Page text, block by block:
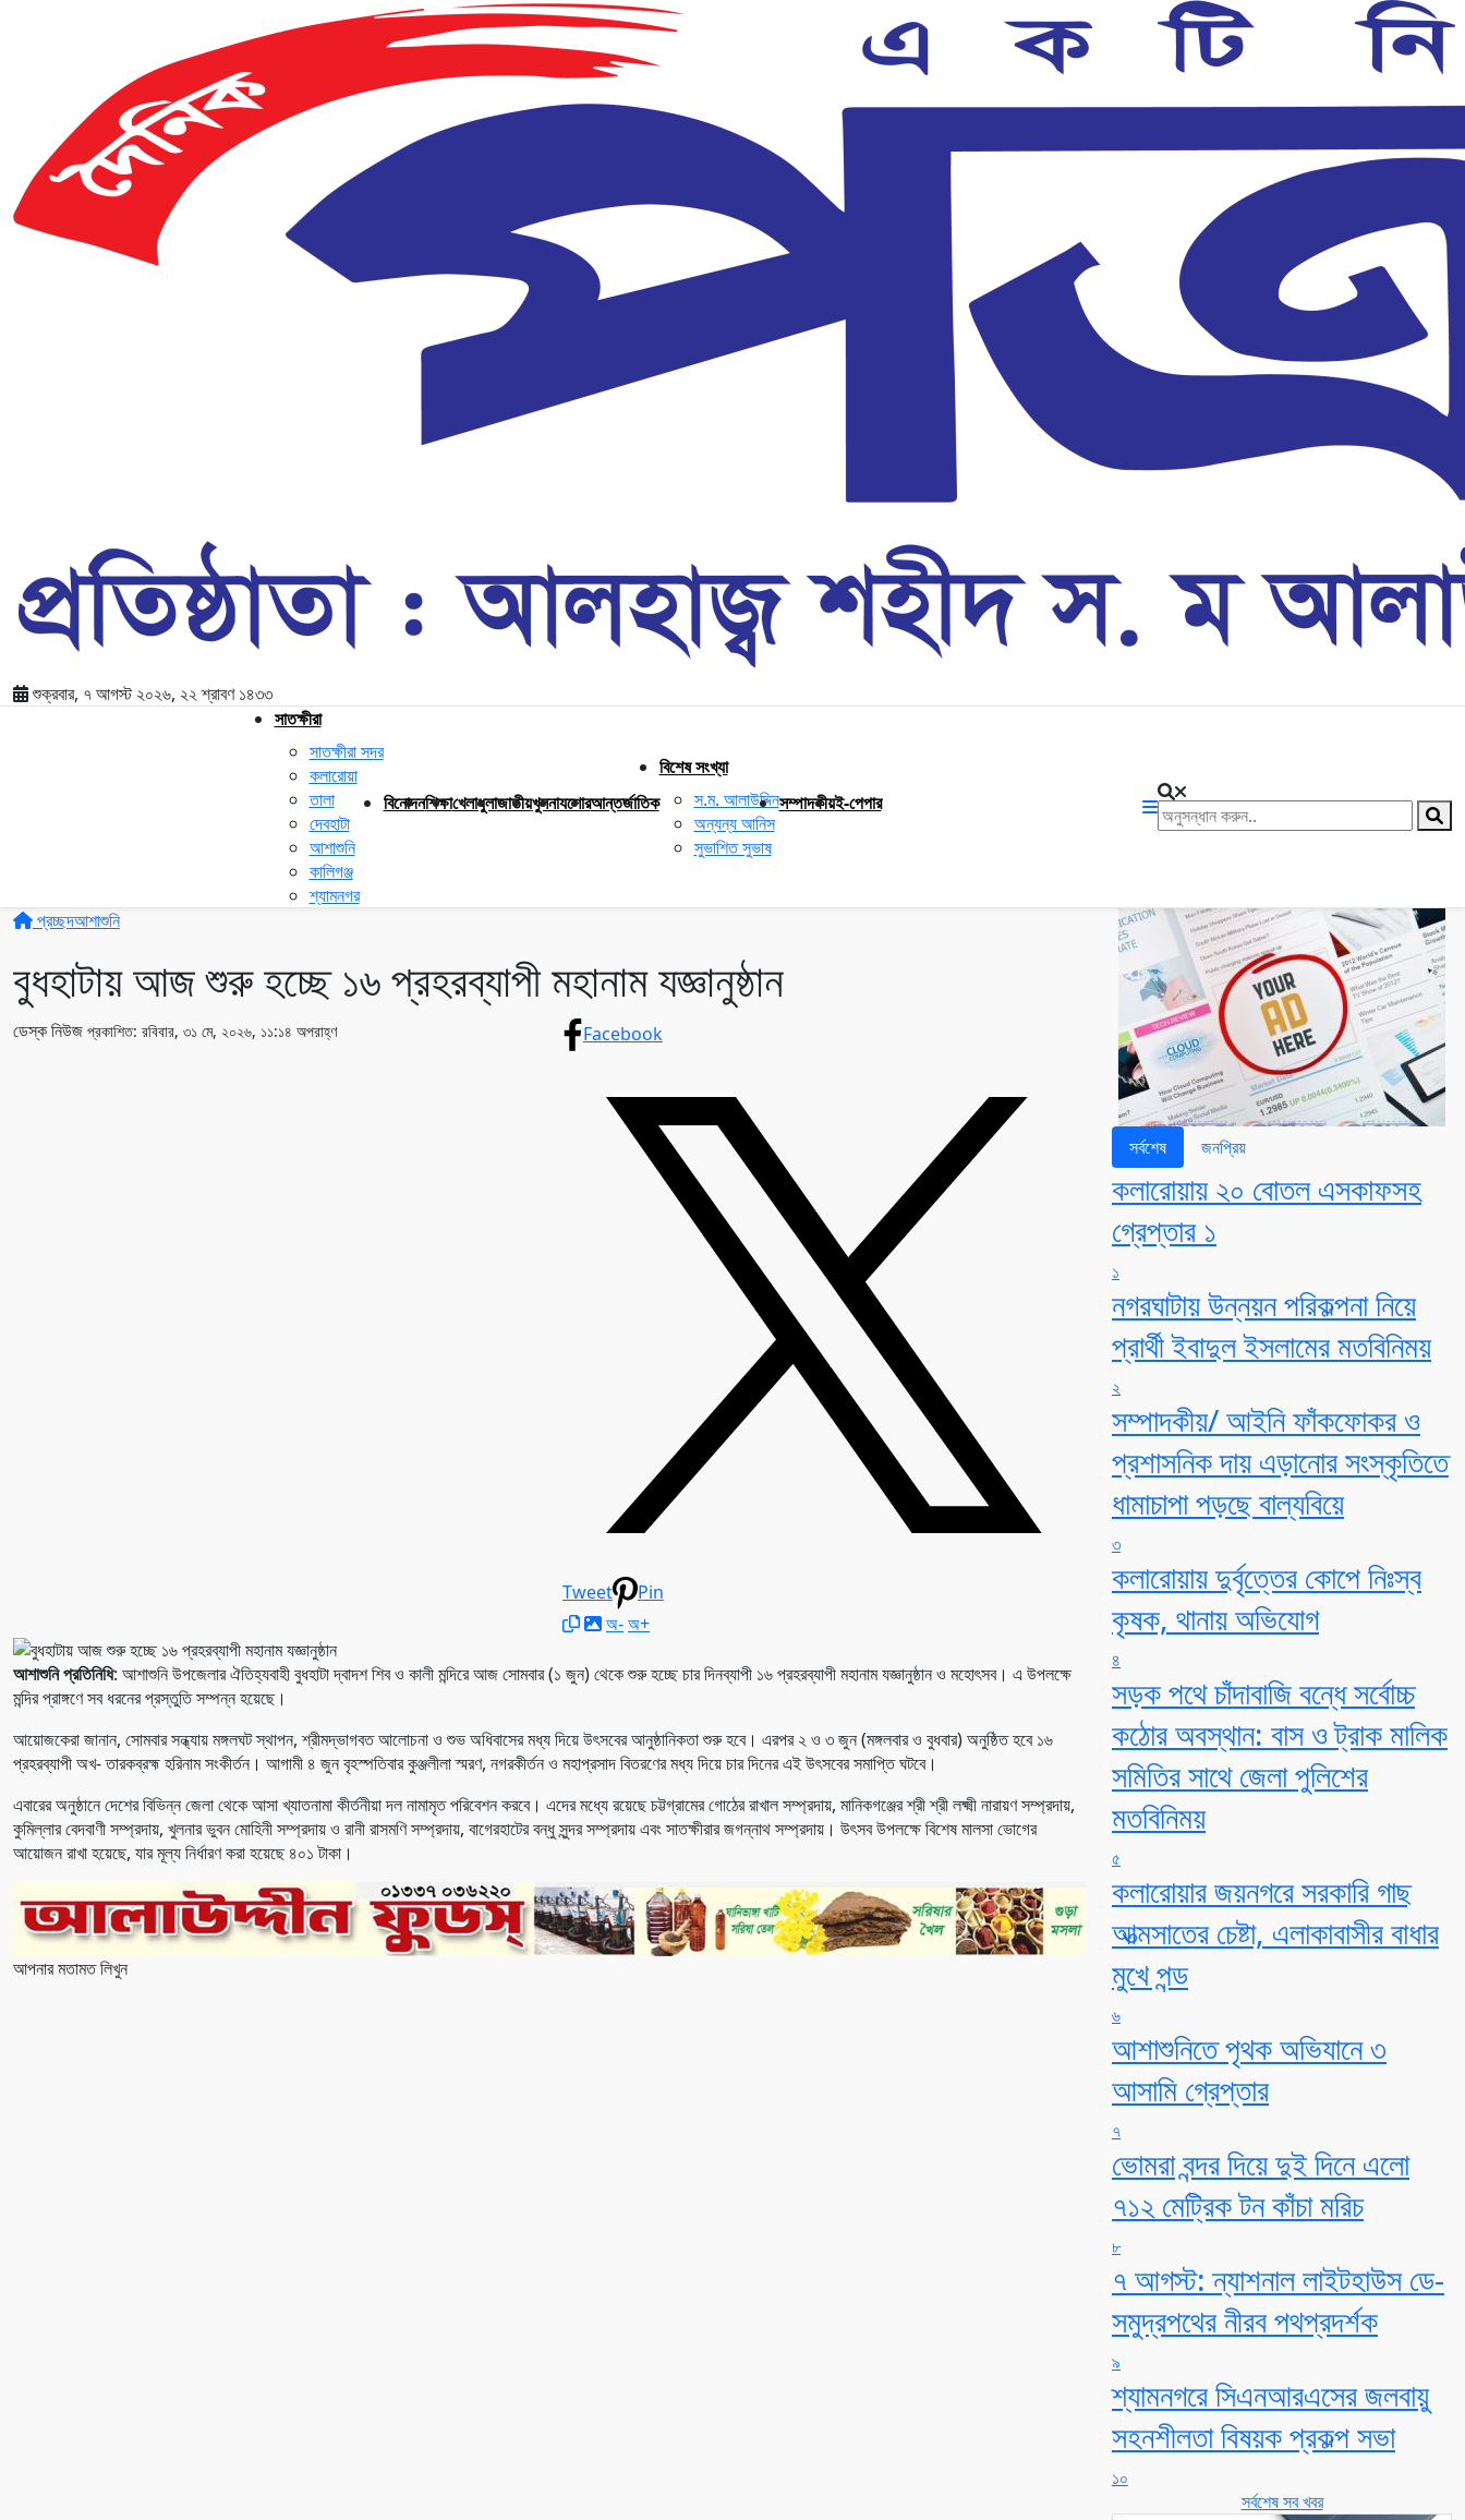
শুক্রবার, ৭ আগস্ট ২০২৬, ২২ শ্রাবণ ১৪৩৩
সাতক্ষীরা
সাতক্ষীরা সদর
কলারোয়া
তালা
দেবহাটা
আশাশুনি
কালিগঞ্জ
শ্যামনগর
বিনোদনশিক্ষাখেলাধুলাজাতীয়খুলনাযশোরআন্তর্জাতিক
বিশেষ সংখ্যা
স.ম. আলাউদ্দিন
অন্যন্য আনিস
সুভাশিত সুভাষ
সম্পাদকীয়ই-পেপার
প্রচ্ছদআশাশুনি
বুধহাটায় আজ শুরু হচ্ছে ১৬ প্রহরব্যাপী মহানাম যজ্ঞানুষ্ঠান
ডেস্ক নিউজ প্রকাশিত: রবিবার, ৩১ মে, ২০২৬, ১১:১৪ অপরাহ্ণ Facebook
Tweet
Pin
অ-অ+
আশাশুনি প্রতিনিধি: আশাশুনি উপজেলার ঐতিহ্যবাহী বুধহাটা দ্বাদশ শিব ও কালী মন্দিরে আজ সোমবার (১ জুন) থেকে শুরু হচ্ছে চার দিনব্যাপী ১৬ প্রহরব্যাপী মহানাম যজ্ঞানুষ্ঠান ও মহোৎসব। এ উপলক্ষে
মন্দির প্রাঙ্গণে সব ধরনের প্রস্তুতি সম্পন্ন হয়েছে।
আয়োজকেরা জানান, সোমবার সন্ধ্যায় মঙ্গলঘট স্থাপন, শ্রীমদ্ভাগবত আলোচনা ও শুভ অধিবাসের মধ্য দিয়ে উৎসবের আনুষ্ঠানিকতা শুরু হবে। এরপর ২ ও ৩ জুন (মঙ্গলবার ও বুধবার) অনুষ্ঠিত হবে ১৬
প্রহরব্যাপী অখ- তারকব্রহ্ম হরিনাম সংকীর্তন। আগামী ৪ জুন বৃহস্পতিবার কুঞ্জলীলা স্মরণ, নগরকীর্তন ও মহাপ্রসাদ বিতরণের মধ্য দিয়ে চার দিনের এই উৎসবের সমাপ্তি ঘটবে।
এবারের অনুষ্ঠানে দেশের বিভিন্ন জেলা থেকে আসা খ্যাতনামা কীর্তনীয়া দল নামামৃত পরিবেশন করবে। এদের মধ্যে রয়েছে চট্টগ্রামের গোঠের রাখাল সম্প্রদায়, মানিকগঞ্জের শ্রী শ্রী লক্ষ্মী নারায়ণ সম্প্রদায়,
কুমিল্লার বেদবাণী সম্প্রদায়, খুলনার ভুবন মোহিনী সম্প্রদায় ও রানী রাসমণি সম্প্রদায়, বাগেরহাটের বন্ধু সুন্দর সম্প্রদায় এবং সাতক্ষীরার জগন্নাথ সম্প্রদায়। উৎসব উপলক্ষে বিশেষ মালসা ভোগের
আয়োজন রাখা হয়েছে, যার মূল্য নির্ধারণ করা হয়েছে ৪০১ টাকা।
আপনার মতামত লিখুন
সর্বশেষ জনপ্রিয়
কলারোয়ায় ২০ বোতল এসকাফসহ
গ্রেপ্তার ১
১
নগরঘাটায় উন্নয়ন পরিকল্পনা নিয়ে
প্রার্থী ইবাদুল ইসলামের মতবিনিময়
২
সম্পাদকীয়/ আইনি ফাঁকফোকর ও
প্রশাসনিক দায় এড়ানোর সংস্কৃতিতে
ধামাচাপা পড়ছে বাল্যবিয়ে
৩
কলারোয়ায় দুর্বৃত্তের কোপে নিঃস্ব
কৃষক, থানায় অভিযোগ
৪
সড়ক পথে চাঁদাবাজি বন্ধে সর্বোচ্চ
কঠোর অবস্থান: বাস ও ট্রাক মালিক
সমিতির সাথে জেলা পুলিশের
মতবিনিময়
৫
কলারোয়ার জয়নগরে সরকারি গাছ
আত্মসাতের চেষ্টা, এলাকাবাসীর বাধার
মুখে পন্ড
৬
আশাশুনিতে পৃথক অভিযানে ৩
আসামি গ্রেপ্তার
৭
ভোমরা বন্দর দিয়ে দুই দিনে এলো
৭১২ মেট্রিক টন কাঁচা মরিচ
৮
৭ আগস্ট: ন্যাশনাল লাইটহাউস ডে-
সমুদ্রপথের নীরব পথপ্রদর্শক
৯
শ্যামনগরে সিএনআরএসের জলবায়ু
সহনশীলতা বিষয়ক প্রকল্প সভা
১০
সর্বশেষ সব খবর